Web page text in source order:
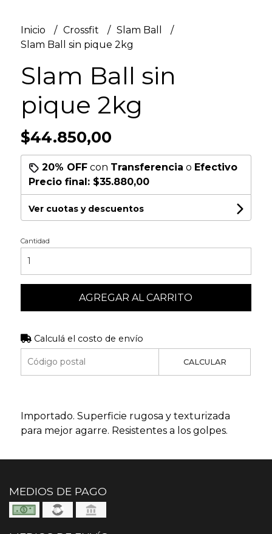
Inicio Crossfit
Slam Ball
Slam Ball sin pique 2kg
Slam Ball sin
pique 2kg
$44.850,00
20% OFFcon Transferencia o Efectivo
Precio final: $35.880,00
Ver cuotas y descuentos
Cantidad
AGREGAR AL CARRITO
Calculá el costo de envío
CALCULAR
Importado. Superficie rugosa y texturizada
para mejor agarre. Resistentes a los golpes.
MEDIOS DE PAGO